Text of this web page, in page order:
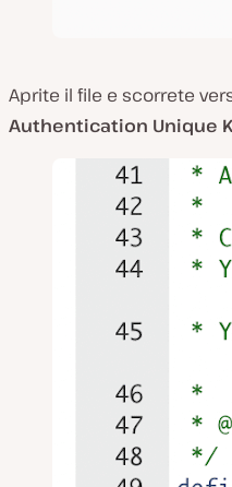
Aprite il file e scorrete
Authentication Unique